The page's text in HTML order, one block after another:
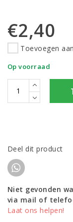
€2,40
Toevoegen
Op voorraad
Deel dit product
Niet gevonden
via mail of
Laat ons helpen!